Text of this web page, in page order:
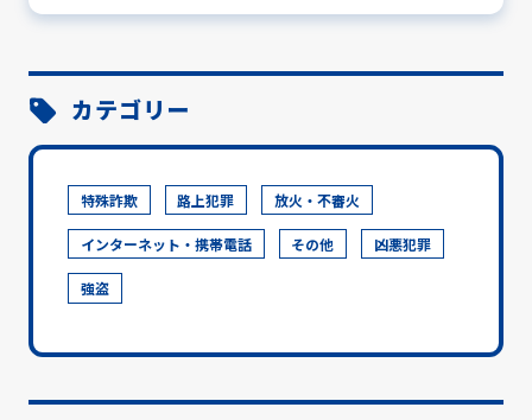
カテゴリー
特殊詐欺 路上犯罪 放火・不審火
インターネット・携帯電話 その他 凶悪犯罪
強盗